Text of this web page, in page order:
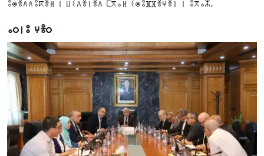
ⵓⵙⴻⴷⴷⵓⴽⴻⵍ ⵏ ⵡⵉⴷⴻⵏⴻⴷ ⵎⴳⴰⵍ ⵉⵙⵓⴼⴼⴻⵖⴻⵏ ⵏ ⵓⴳⴰⵣ.
ⴰⵔⵏⵓ ⵖⴻⵔ